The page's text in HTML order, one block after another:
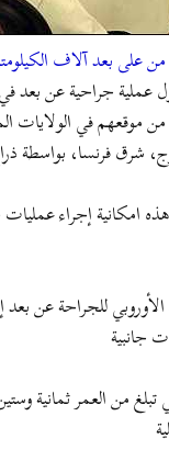
على بعد آلاف
عملية جراحية عن بعد
موقعهم في الولايات
شرق فرنسا، بواسطة
امكانية إجراء
للجراحة عن بعد
جانبية
من العمر ثمانية